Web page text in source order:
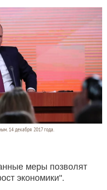
14 декабря 2017 года.
меры позволят
экономики".